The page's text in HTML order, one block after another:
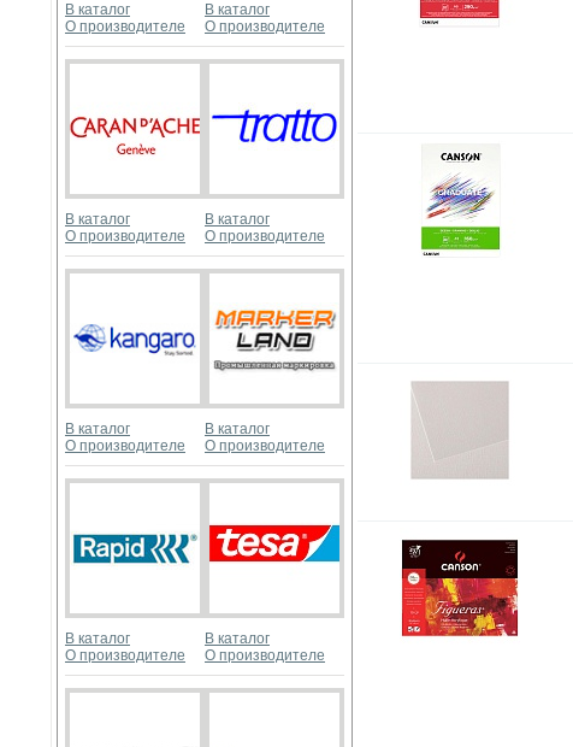
В каталог
О производителе
В каталог
О производителе
В каталог
О производителе
В каталог
О производителе
В каталог
О производителе
В каталог
О производителе
В каталог
О производителе
В каталог
О производителе